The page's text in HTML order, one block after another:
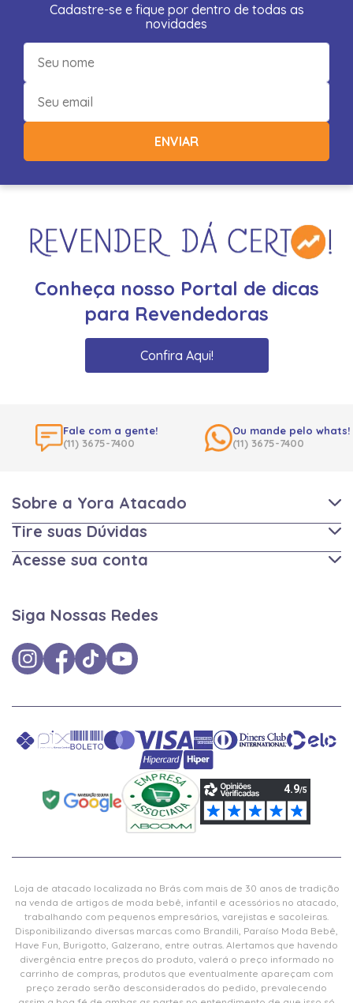
Cadastre-se e fique por dentro de todas as
novidades
ENVIAR
Conheça nosso Portal de dicas
para Revendedoras
Confira Aqui!
Fale com a gente!
(11) 3675-7400
Ou mande pelo whats!
(11) 3675-7400
Sobre a Yora Atacado
Tire suas Dúvidas
Acesse sua conta
Siga Nossas Redes
Loja de atacado localizada no Brás com mais de 30 anos de tradição
na venda de artigos de moda bebê, infantil e acessórios no atacado,
trabalhando com pequenos empresários, varejistas e sacoleiras.
Disponibilizando diversas marcas como Brandili, Paraíso Moda Bebê,
Have Fun, Burigotto, Galzerano, entre outras. Alertamos que havendo
divergência entre preços do produto, valerá o preço informado no
carrinho de compras, produtos que eventualmente apareçam com
preço zerado serão desconsiderados do pedido, prevalecendo